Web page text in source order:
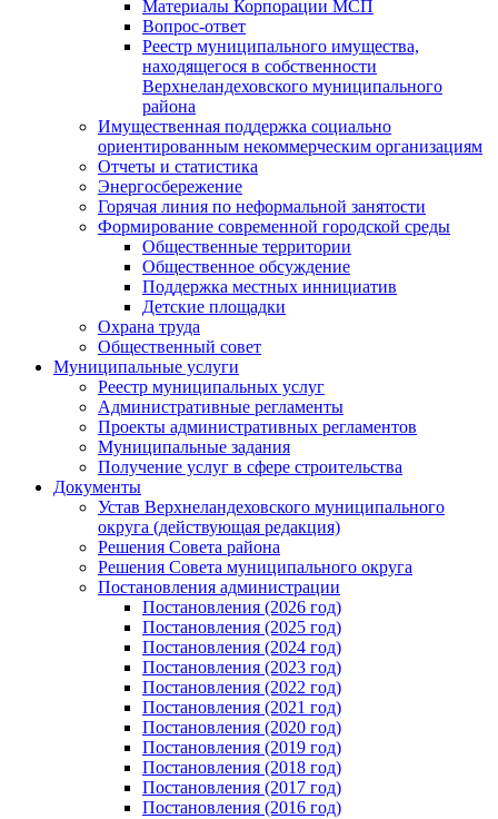
Материалы Корпорации МСП
Вопрос-ответ
Реестр муниципального имущества,
находящегося в собственности
Верхнеландеховского муниципального
района
Имущественная поддержка социально
ориентированным некоммерческим организациям
Отчеты и статистика
Энергосбережение
Горячая линия по неформальной занятости
Формирование современной городской среды
Общественные территории
Общественное обсуждение
Поддержка местных иннициатив
Детские площадки
Охрана труда
Общественный совет
Муниципальные услуги
Реестр муниципальных услуг
Административные регламенты
Проекты административных регламентов
Муниципальные задания
Получение услуг в сфере строительства
Документы
Устав Верхнеландеховского муниципального
округа (действующая редакция)
Решения Совета района
Решения Совета муниципального округа
Постановления администрации
Постановления (2026 год)
Постановления (2025 год)
Постановления (2024 год)
Постановления (2023 год)
Постановления (2022 год)
Постановления (2021 год)
Постановления (2020 год)
Постановления (2019 год)
Постановления (2018 год)
Постановления (2017 год)
Постановления (2016 год)